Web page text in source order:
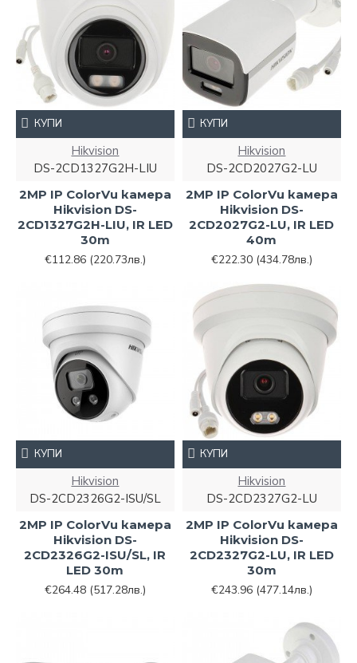
Hikvision
DS-2CD1327G2H-LIU
2MP IP ColorVu камера
Hikvision DS-
2CD1327G2H-LIU, IR LED
30m
€112.86 (220.73лв.)
КУПИ
Hikvision
DS-2CD2027G2-LU
2MP IP ColorVu камера
Hikvision DS-
2CD2027G2-LU, IR LED
40m
€222.30 (434.78лв.)
КУПИ
Hikvision
DS-2CD2326G2-ISU/SL
2MP IP ColorVu камера
Hikvision DS-
2CD2326G2-ISU/SL, IR
LED 30m
€264.48 (517.28лв.)
КУПИ
Hikvision
DS-2CD2327G2-LU
2MP IP ColorVu камера
Hikvision DS-
2CD2327G2-LU, IR LED
30m
€243.96 (477.14лв.)
КУПИ